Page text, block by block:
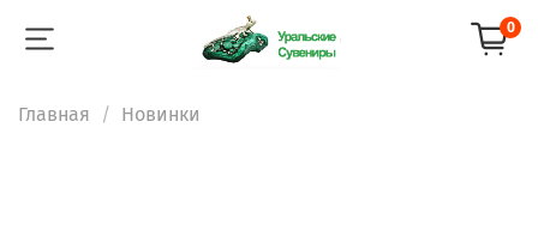
0
Главная Новинки